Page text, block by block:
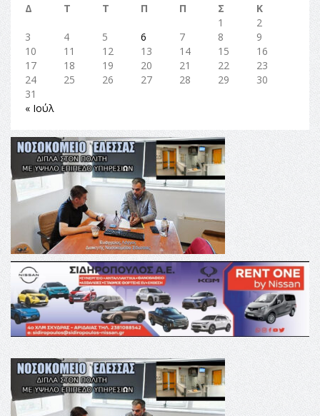
Δ
Τ Τ Π Π Σ
Κ
1
2
3
4 5 6 7 8
9
10
11 12 13 14 15
16
17
18 19 20 21 22
23
24
25 26 27 28 29
30
31
« Ιούλ